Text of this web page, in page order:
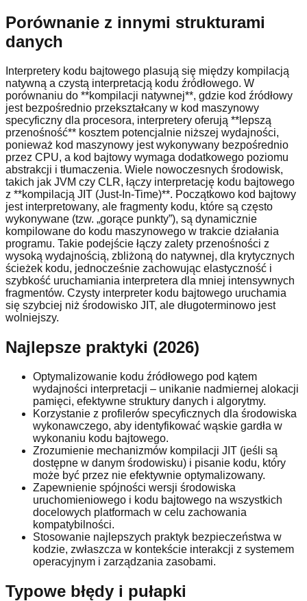
Porównanie z innymi strukturami
danych
Interpretery kodu bajtowego plasują się między kompilacją
natywną a czystą interpretacją kodu źródłowego. W
porównaniu do **kompilacji natywnej**, gdzie kod źródłowy
jest bezpośrednio przekształcany w kod maszynowy
specyficzny dla procesora, interpretery oferują **lepszą
przenośność** kosztem potencjalnie niższej wydajności,
ponieważ kod maszynowy jest wykonywany bezpośrednio
przez CPU, a kod bajtowy wymaga dodatkowego poziomu
abstrakcji i tłumaczenia. Wiele nowoczesnych środowisk,
takich jak JVM czy CLR, łączy interpretację kodu bajtowego
z **kompilacją JIT (Just-In-Time)**. Początkowo kod bajtowy
jest interpretowany, ale fragmenty kodu, które są często
wykonywane (tzw. „gorące punkty”), są dynamicznie
kompilowane do kodu maszynowego w trakcie działania
programu. Takie podejście łączy zalety przenośności z
wysoką wydajnością, zbliżoną do natywnej, dla krytycznych
ścieżek kodu, jednocześnie zachowując elastyczność i
szybkość uruchamiania interpretera dla mniej intensywnych
fragmentów. Czysty interpreter kodu bajtowego uruchamia
się szybciej niż środowisko JIT, ale długoterminowo jest
wolniejszy.
Najlepsze praktyki (2026)
Optymalizowanie kodu źródłowego pod kątem
wydajności interpretacji – unikanie nadmiernej alokacji
pamięci, efektywne struktury danych i algorytmy.
Korzystanie z profilerów specyficznych dla środowiska
wykonawczego, aby identyfikować wąskie gardła w
wykonaniu kodu bajtowego.
Zrozumienie mechanizmów kompilacji JIT (jeśli są
dostępne w danym środowisku) i pisanie kodu, który
może być przez nie efektywnie optymalizowany.
Zapewnienie spójności wersji środowiska
uruchomieniowego i kodu bajtowego na wszystkich
docelowych platformach w celu zachowania
kompatybilności.
Stosowanie najlepszych praktyk bezpieczeństwa w
kodzie, zwłaszcza w kontekście interakcji z systemem
operacyjnym i zarządzania zasobami.
Typowe błędy i pułapki